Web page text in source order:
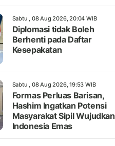
Sabtu , 08 Aug 2026, 20:04 WIB
Diplomasi tidak Boleh
Berhenti pada Daftar
Kesepakatan
Sabtu , 08 Aug 2026, 19:53 WIB
Formas Perluas Barisan,
Hashim Ingatkan Potensi
Masyarakat Sipil Wujudkan
Indonesia Emas